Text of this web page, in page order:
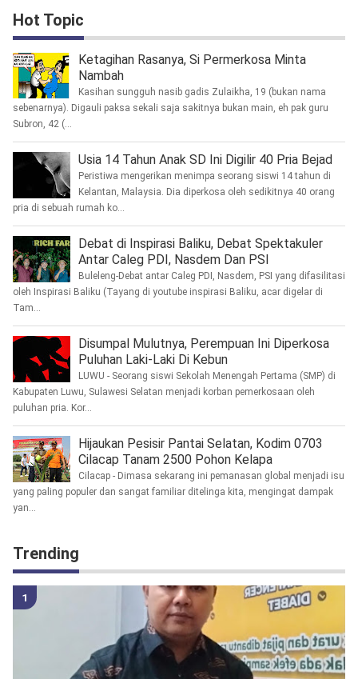
Hot Topic
Ketagihan Rasanya, Si Permerkosa Minta
Nambah
Kasihan sungguh nasib gadis Zulaikha, 19 (bukan nama
sebenarnya). Digauli paksa sekali saja sakitnya bukan main, eh pak guru
Subron, 42 (...
Usia 14 Tahun Anak SD Ini Digilir 40 Pria Bejad
Peristiwa mengerikan menimpa seorang siswi 14 tahun di
Kelantan, Malaysia. Dia diperkosa oleh sedikitnya 40 orang
pria di sebuah rumah ko...
Debat di Inspirasi Baliku, Debat Spektakuler
Antar Caleg PDI, Nasdem Dan PSI
Buleleng-Debat antar Caleg PDI, Nasdem, PSI yang difasilitasi
oleh Inspirasi Baliku (Tayang di youtube inspirasi Baliku, acar digelar di
Tam...
Disumpal Mulutnya, Perempuan Ini Diperkosa
Puluhan Laki-Laki Di Kebun
LUWU - Seorang siswi Sekolah Menengah Pertama (SMP) di
Kabupaten Luwu, Sulawesi Selatan menjadi korban pemerkosaan oleh
puluhan pria. Kor...
Hijaukan Pesisir Pantai Selatan, Kodim 0703
Cilacap Tanam 2500 Pohon Kelapa
Cilacap - Dimasa sekarang ini pemanasan global menjadi isu
yang paling populer dan sangat familiar ditelinga kita, mengingat dampak
yan...
Trending